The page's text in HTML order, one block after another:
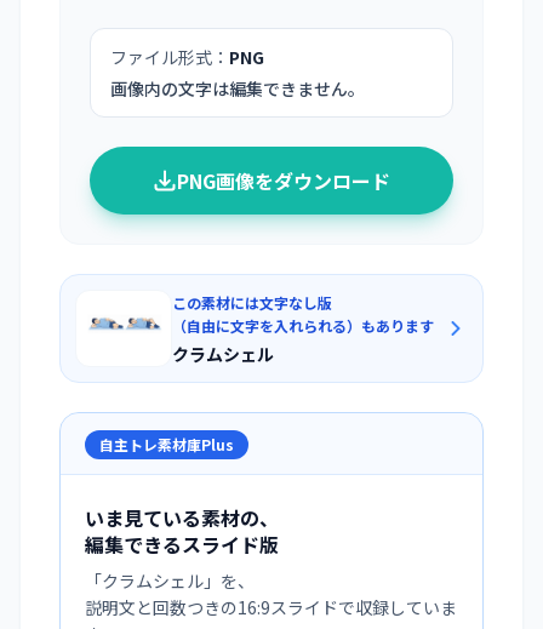
ファイル形式： PNG
画像内の文字は編集できません。
PNG画像をダウンロード
この素材には文字なし版
（自由に文字を入れられる）もあります
クラムシェル
自主トレ素材庫Plus
いま見ている素材の、
編集できるスライド版
「クラムシェル 」を、
説明文と回数つきの16:9スライドで収録していま